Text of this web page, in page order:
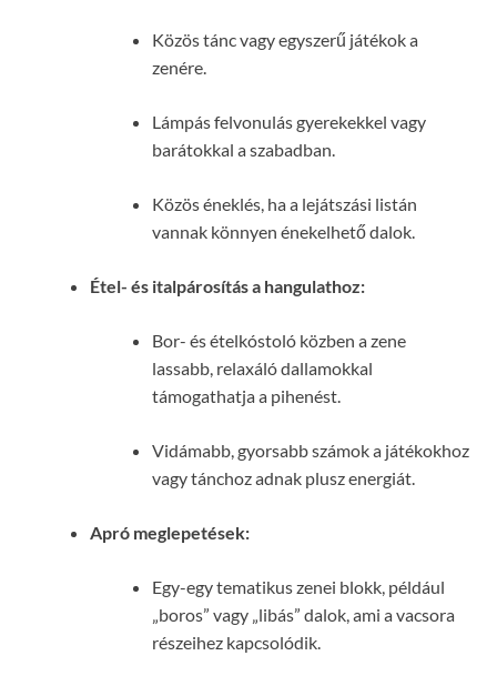
Közös tánc vagy egyszerű játékok a
zenére.
Lámpás felvonulás gyerekekkel vagy
barátokkal a szabadban.
Közös éneklés, ha a lejátszási listán
vannak könnyen énekelhető dalok.
Étel- és italpárosítás a hangulathoz:
Bor- és ételkóstoló közben a zene
lassabb, relaxáló dallamokkal
támogathatja a pihenést.
Vidámabb, gyorsabb számok a játékokhoz
vagy tánchoz adnak plusz energiát.
Apró meglepetések:
Egy-egy tematikus zenei blokk, például
„boros” vagy „libás” dalok, ami a vacsora
részeihez kapcsolódik.